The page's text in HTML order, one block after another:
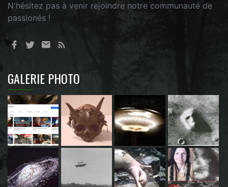
N'hésitez pas à venir rejoindre notre communauté de
passionés !
GALERIE PHOTO